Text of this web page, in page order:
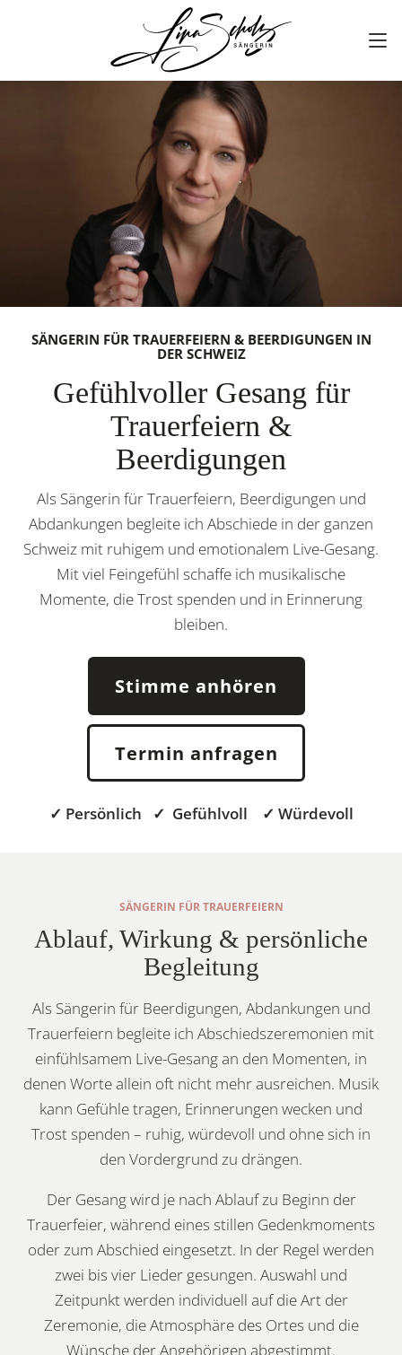
SÄNGERIN FÜR TRAUERFEIERN & BEERDIGUNGEN IN
DER SCHWEIZ
Gefühlvoller Gesang für
Trauerfeiern &
Beerdigungen
Als Sängerin für Trauerfeiern, Beerdigungen und
Abdankungen begleite ich Abschiede in der ganzen
Schweiz mit ruhigem und emotionalem Live-Gesang.
Mit viel Feingefühl schaffe ich musikalische
Momente, die Trost spenden und in Erinnerung
bleiben.
Stimme anhören
Termin anfragen
✓ Persönlich ✓ Gefühlvoll ✓ Würdevoll
SÄNGERIN FÜR TRAUERFEIERN
Ablauf, Wirkung & persönliche
Begleitung
Als Sängerin für Beerdigungen, Abdankungen und
Trauerfeiern begleite ich Abschiedszeremonien mit
einfühlsamem Live-Gesang an den Momenten, in
denen Worte allein oft nicht mehr ausreichen. Musik
kann Gefühle tragen, Erinnerungen wecken und
Trost spenden – ruhig, würdevoll und ohne sich in
den Vordergrund zu drängen.
Der Gesang wird je nach Ablauf zu Beginn der
Trauerfeier, während eines stillen Gedenkmoments
oder zum Abschied eingesetzt. In der Regel werden
zwei bis vier Lieder gesungen. Auswahl und
Zeitpunkt werden individuell auf die Art der
Zeremonie, die Atmosphäre des Ortes und die
Wünsche der Angehörigen abgestimmt.